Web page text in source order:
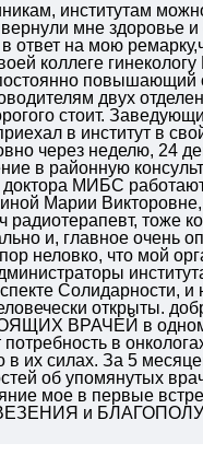
институтам
мне
на мою
коллеге
двух
стоит.
в институт в
через неделю, 24
в районную
МИБС
Марии
тоже
и, главное очень
неловко, что мой
Солидарности,
открыты.
ВРАЧЕЙ в
в
их силах. За 5
об упомянутых
мое в первые
ВЕЗЕНИЯ и